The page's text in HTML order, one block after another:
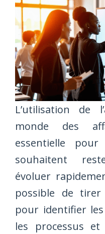
L’utilisation de l’
monde des
essentielle
souhaitent
évoluer
possible de tirer
pour identifier
les processus